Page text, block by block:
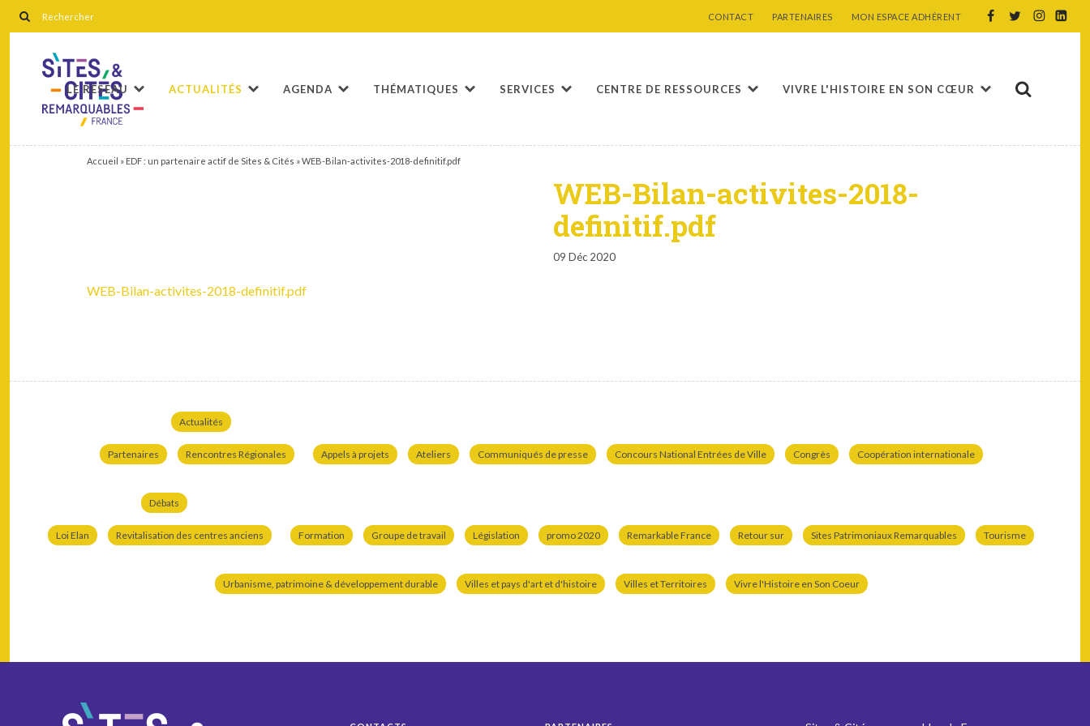
CONTACT PARTENAIRES MON ESPACE ADHÉRENT
LE RÉSEAU ACTUALITÉS AGENDA THÉMATIQUES SERVICES CENTRE DE RESSOURCES VIVRE L'HISTOIRE EN SON CŒUR
Accueil » EDF : un partenaire actif de Sites & Cités »WEB-Bilan-activites-2018-definitif.pdf
WEB-Bilan-activites-2018-
definitif.pdf
09 Déc 2020
WEB-Bilan-activites-2018-definitif.pdf
Actualités
Partenaires Rencontres Régionales Appels à projets Ateliers Communiqués de presse Concours National Entrées de Ville Congrès Coopération internationale
Débats
Loi Elan Revitalisation des centres anciens Formation Groupe de travail Législation promo 2020 Remarkable France Retour sur Sites Patrimoniaux Remarquables Tourisme
Urbanisme, patrimoine & développement durable Villes et pays d'art et d'histoire Villes et Territoires Vivre l'Histoire en Son Coeur